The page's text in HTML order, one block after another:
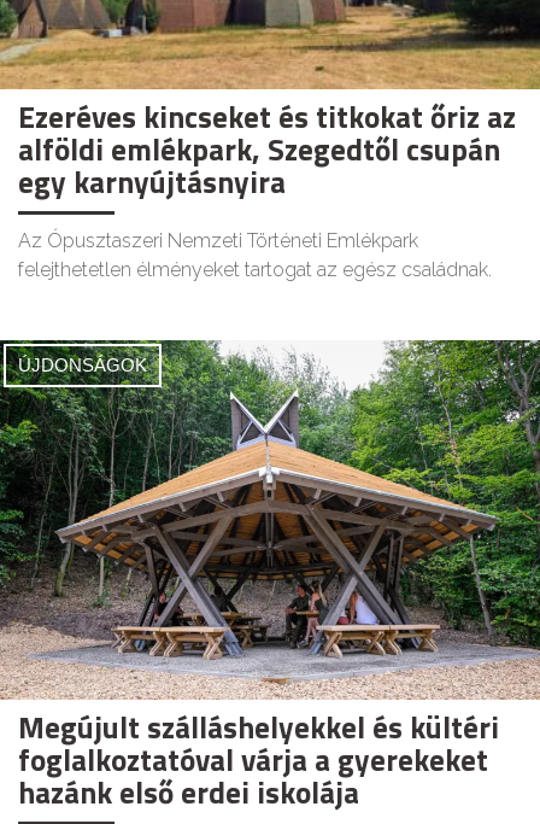
Ezeréves kincseket és titkokat őriz az
alföldi emlékpark, Szegedtől csupán
egy karnyújtásnyira
Az Ópusztaszeri Nemzeti Történeti Emlékpark
felejthetetlen élményeket tartogat az egész családnak.
ÚJDONSÁGOK
Megújult szálláshelyekkel és kültéri
foglalkoztatóval várja a gyerekeket
hazánk első erdei iskolája